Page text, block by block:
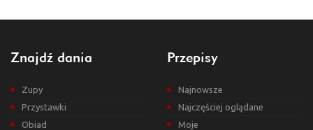
Znajdź dania
Zupy
Przystawki
Obiad
Przepisy
Najnowsze
Najczęściej oglądane
Moje